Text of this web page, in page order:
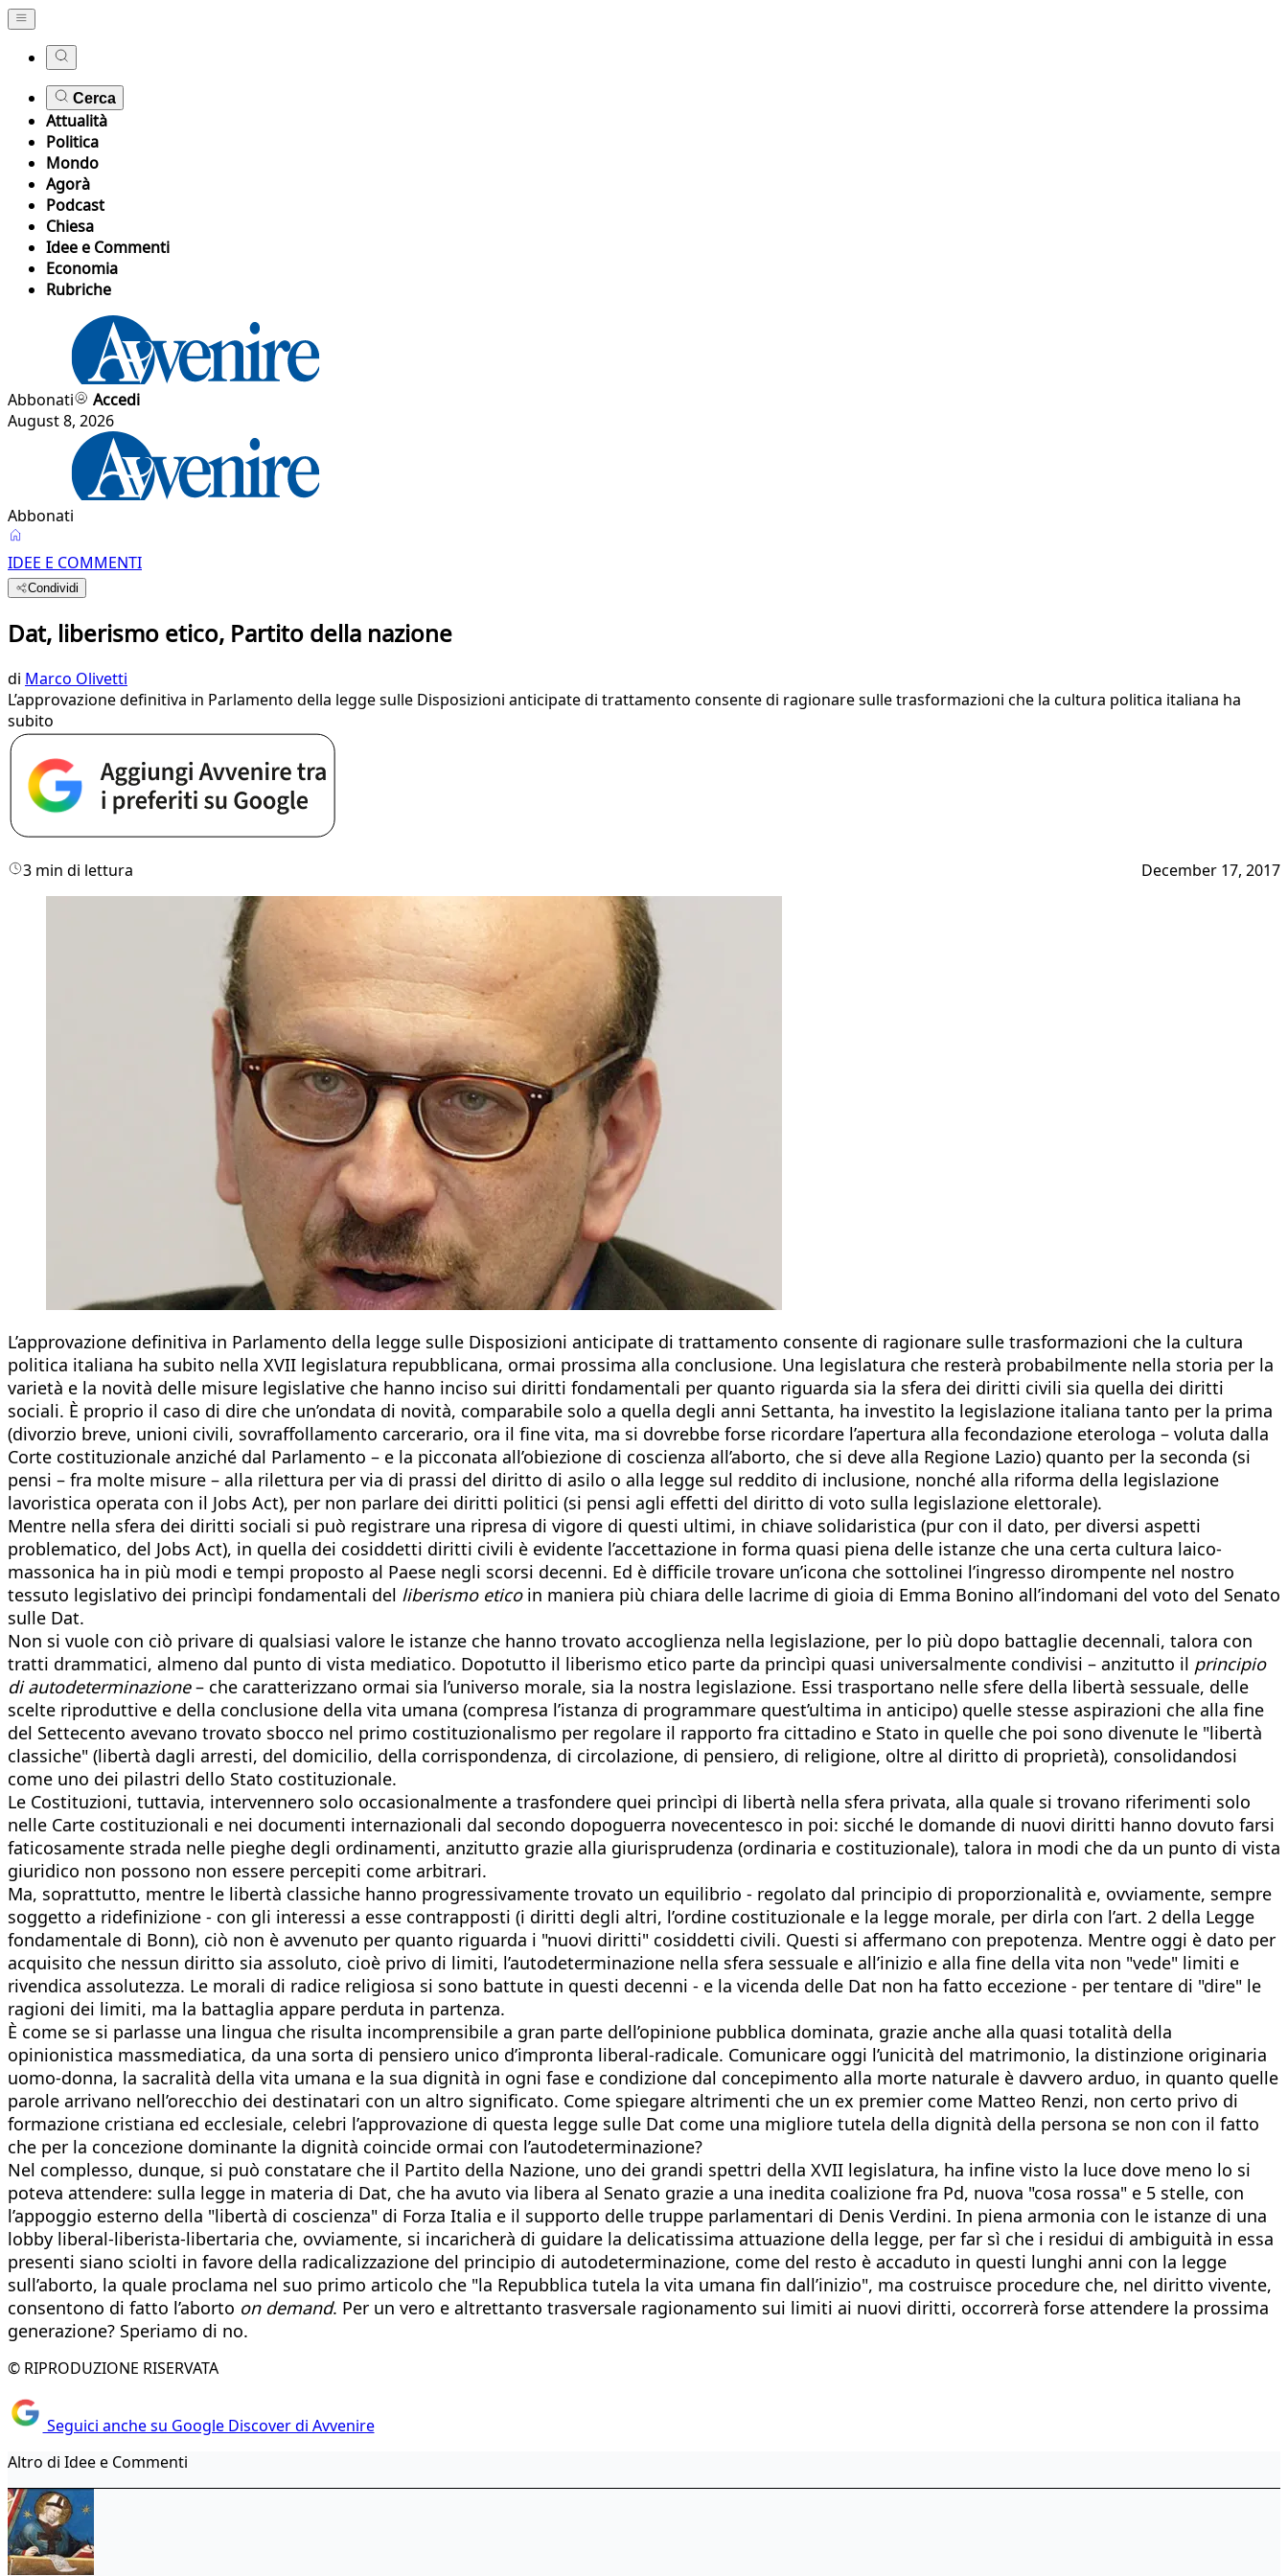
Cerca
Attualità
Politica
Mondo
Agorà
Podcast
Chiesa
Idee e Commenti
Economia
Rubriche
Abbonati
Accedi
August 8, 2026
Abbonati
IDEE E COMMENTI
Condividi
Dat, liberismo etico, Partito della nazione
di Marco Olivetti
L’approvazione definitiva in Parlamento della legge sulle Disposizioni anticipate di trattamento consente di ragionare sulle trasformazioni che la cultura politica italiana ha
subito
3 min di lettura December 17, 2017
L’approvazione definitiva in Parlamento della legge sulle Disposizioni anticipate di trattamento consente di ragionare sulle trasformazioni che la cultura
politica italiana ha subito nella XVII legislatura repubblicana, ormai prossima alla conclusione. Una legislatura che resterà probabilmente nella storia per la
varietà e la novità delle misure legislative che hanno inciso sui diritti fondamentali per quanto riguarda sia la sfera dei diritti civili sia quella dei diritti
sociali. È proprio il caso di dire che un’ondata di novità, comparabile solo a quella degli anni Settanta, ha investito la legislazione italiana tanto per la prima
(divorzio breve, unioni civili, sovraffollamento carcerario, ora il fine vita, ma si dovrebbe forse ricordare l’apertura alla fecondazione eterologa – voluta dalla
Corte costituzionale anziché dal Parlamento – e la picconata all’obiezione di coscienza all’aborto, che si deve alla Regione Lazio) quanto per la seconda (si
pensi – fra molte misure – alla rilettura per via di prassi del diritto di asilo o alla legge sul reddito di inclusione, nonché alla riforma della legislazione
lavoristica operata con il Jobs Act), per non parlare dei diritti politici (si pensi agli effetti del diritto di voto sulla legislazione elettorale).
Mentre nella sfera dei diritti sociali si può registrare una ripresa di vigore di questi ultimi, in chiave solidaristica (pur con il dato, per diversi aspetti
problematico, del Jobs Act), in quella dei cosiddetti diritti civili è evidente l’accettazione in forma quasi piena delle istanze che una certa cultura laico-
massonica ha in più modi e tempi proposto al Paese negli scorsi decenni. Ed è difficile trovare un’icona che sottolinei l’ingresso dirompente nel nostro
tessuto legislativo dei princìpi fondamentali del liberismo eticoin maniera più chiara delle lacrime di gioia di Emma Bonino all’indomani del voto del Senato
sulle Dat.
Non si vuole con ciò privare di qualsiasi valore le istanze che hanno trovato accoglienza nella legislazione, per lo più dopo battaglie decennali, talora con
tratti drammatici, almeno dal punto di vista mediatico. Dopotutto il liberismo etico parte da princìpi quasi universalmente condivisi – anzitutto il principio
di autodeterminazione– che caratterizzano ormai sia l’universo morale, sia la nostra legislazione. Essi trasportano nelle sfere della libertà sessuale, delle
scelte riproduttive e della conclusione della vita umana (compresa l’istanza di programmare quest’ultima in anticipo) quelle stesse aspirazioni che alla fine
del Settecento avevano trovato sbocco nel primo costituzionalismo per regolare il rapporto fra cittadino e Stato in quelle che poi sono divenute le "libertà
classiche" (libertà dagli arresti, del domicilio, della corrispondenza, di circolazione, di pensiero, di religione, oltre al diritto di proprietà), consolidandosi
come uno dei pilastri dello Stato costituzionale.
Le Costituzioni, tuttavia, intervennero solo occasionalmente a trasfondere quei princìpi di libertà nella sfera privata, alla quale si trovano riferimenti solo
nelle Carte costituzionali e nei documenti internazionali dal secondo dopoguerra novecentesco in poi: sicché le domande di nuovi diritti hanno dovuto farsi
faticosamente strada nelle pieghe degli ordinamenti, anzitutto grazie alla giurisprudenza (ordinaria e costituzionale), talora in modi che da un punto di vista
giuridico non possono non essere percepiti come arbitrari.
Ma, soprattutto, mentre le libertà classiche hanno progressivamente trovato un equilibrio - regolato dal principio di proporzionalità e, ovviamente, sempre
soggetto a ridefinizione - con gli interessi a esse contrapposti (i diritti degli altri, l’ordine costituzionale e la legge morale, per dirla con l’art. 2 della Legge
fondamentale di Bonn), ciò non è avvenuto per quanto riguarda i "nuovi diritti" cosiddetti civili. Questi si affermano con prepotenza. Mentre oggi è dato per
acquisito che nessun diritto sia assoluto, cioè privo di limiti, l’autodeterminazione nella sfera sessuale e all’inizio e alla fine della vita non "vede" limiti e
rivendica assolutezza. Le morali di radice religiosa si sono battute in questi decenni - e la vicenda delle Dat non ha fatto eccezione - per tentare di "dire" le
ragioni dei limiti, ma la battaglia appare perduta in partenza.
È come se si parlasse una lingua che risulta incomprensibile a gran parte dell’opinione pubblica dominata, grazie anche alla quasi totalità della
opinionistica massmediatica, da una sorta di pensiero unico d’impronta liberal-radicale. Comunicare oggi l’unicità del matrimonio, la distinzione originaria
uomo-donna, la sacralità della vita umana e la sua dignità in ogni fase e condizione dal concepimento alla morte naturale è davvero arduo, in quanto quelle
parole arrivano nell’orecchio dei destinatari con un altro significato. Come spiegare altrimenti che un ex premier come Matteo Renzi, non certo privo di
formazione cristiana ed ecclesiale, celebri l’approvazione di questa legge sulle Dat come una migliore tutela della dignità della persona se non con il fatto
che per la concezione dominante la dignità coincide ormai con l’autodeterminazione?
Nel complesso, dunque, si può constatare che il Partito della Nazione, uno dei grandi spettri della XVII legislatura, ha infine visto la luce dove meno lo si
poteva attendere: sulla legge in materia di Dat, che ha avuto via libera al Senato grazie a una inedita coalizione fra Pd, nuova "cosa rossa" e 5 stelle, con
l’appoggio esterno della "libertà di coscienza" di Forza Italia e il supporto delle truppe parlamentari di Denis Verdini. In piena armonia con le istanze di una
lobby liberal-liberista-libertaria che, ovviamente, si incaricherà di guidare la delicatissima attuazione della legge, per far sì che i residui di ambiguità in essa
presenti siano sciolti in favore della radicalizzazione del principio di autodeterminazione, come del resto è accaduto in questi lunghi anni con la legge
sull’aborto, la quale proclama nel suo primo articolo che "la Repubblica tutela la vita umana fin dall’inizio", ma costruisce procedure che, nel diritto vivente,
consentono di fatto l’aborto on demand. Per un vero e altrettanto trasversale ragionamento sui limiti ai nuovi diritti, occorrerà forse attendere la prossima
generazione? Speriamo di no.
© RIPRODUZIONE RISERVATA
Seguici anche su Google Discover di Avvenire
Altro di Idee e Commenti